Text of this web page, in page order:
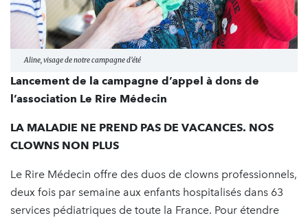
Aline, visage de notre campagne d'été
Lancement de la campagne d’appel à dons de
l’association Le Rire Médecin
LA MALADIE NE PREND PAS DE VACANCES. NOS
CLOWNS NON PLUS
Le Rire Médecin offre des duos de clowns professionnels,
deux fois par semaine aux enfants hospitalisés dans 63
services pédiatriques de toute la France. Pour étendre